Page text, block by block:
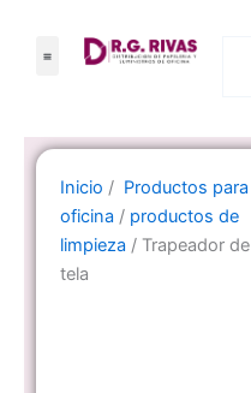
Inicio / Productos para
oficina / productos de
limpieza / Trapeador de
tela